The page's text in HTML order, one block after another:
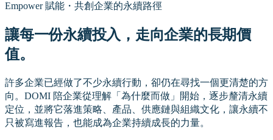
Empower 賦能・共創企業的永續路徑
讓每一份永續投入，走向企業的長期價
值。
許多企業已經做了不少永續行動，卻仍在尋找一個更清楚的方
向。DOMI 陪企業從理解「為什麼而做」開始，逐步釐清永續
定位，並將它落進策略、產品、供應鏈與組織文化，讓永續不
只被寫進報告，也能成為企業持續成長的力量。